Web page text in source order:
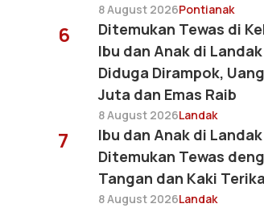
8 August 2026Pontianak
6
Ditemukan Tewas di
Ibu dan Anak di Landak
Diduga Dirampok,
Juta dan Emas Raib
8 August 2026Landak
7
Ibu dan Anak di Landak
Ditemukan Tewas
Tangan dan Kaki
8 August 2026Landak